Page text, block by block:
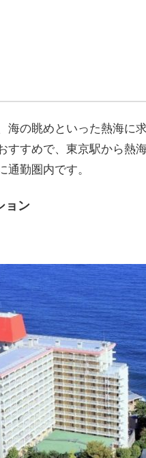
海の眺めといった熱海に
すすめで、東京駅から熱
通勤圏内です。
ョン